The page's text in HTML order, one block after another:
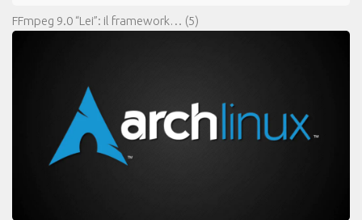
FFmpeg 9.0 “Lei”: il framework… (5)